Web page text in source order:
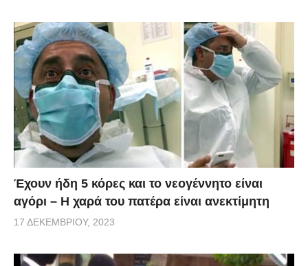
Έχουν ήδη 5 κόρες και το νεογέννητο είναι
αγόρι – Η χαρά του πατέρα είναι ανεκτίμητη
17 ΔΕΚΕΜΒΡΊΟΥ, 2023